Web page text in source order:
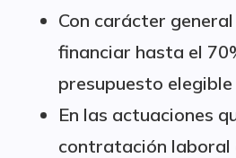
Con carácter
financiar hasta el
presupuesto
En las actuaciones
contratación laboral